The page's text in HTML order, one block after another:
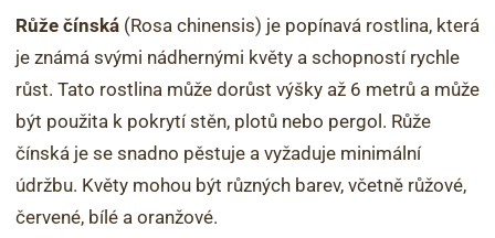
Růže čínská (Rosa chinensis) je popínavá rostlina, která
je známá svými nádhernými květy a schopností rychle
růst. Tato rostlina může dorůst výšky až 6 metrů a může
být použita k pokrytí stěn, plotů nebo pergol. Růže
čínská je se snadno pěstuje a vyžaduje minimální
údržbu. Květy mohou být různých barev, včetně růžové,
červené, bílé a oranžové.